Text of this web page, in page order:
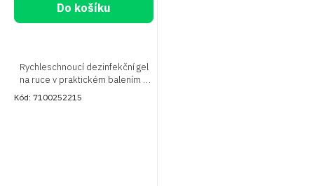
Do košíku
Rychleschnoucí dezinfekční gel
na ruce v praktickém balením s
dáčkovačem. Odstraňuje
Kód: 7100252215